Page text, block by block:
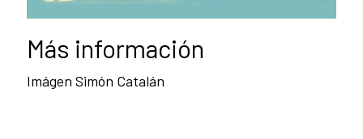
Más información
Imágen Simón Catalán